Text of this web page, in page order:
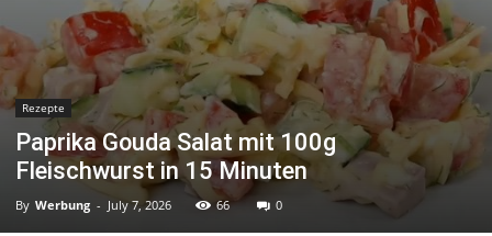
Rezepte
Paprika Gouda Salat mit 100g
Fleischwurst in 15 Minuten
By Werbung - July 7, 2026 66 0